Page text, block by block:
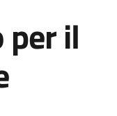
il